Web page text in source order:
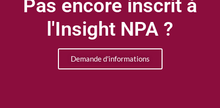
Pas encore inscrit à
l'Insight NPA ?
Demande d'informations